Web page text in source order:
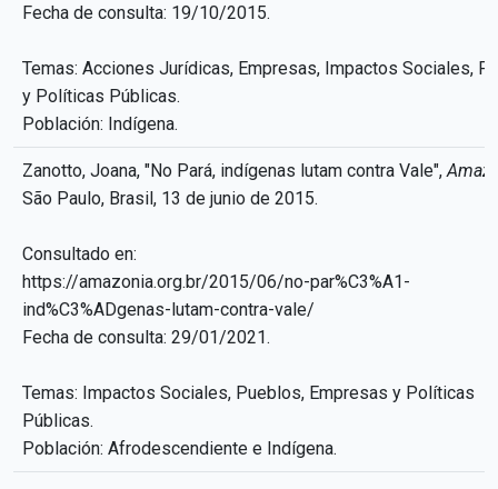
Fecha de consulta: 19/10/2015.
Temas: Acciones Jurídicas, Empresas, Impactos Sociales,
y Políticas Públicas.
Población: Indígena.
Zanotto, Joana, "No Pará, indígenas lutam contra Vale",
São Paulo, Brasil, 13 de junio de 2015.
Consultado en:
https://amazonia.org.br/2015/06/no-par%C3%A1-
ind%C3%ADgenas-lutam-contra-vale/
Fecha de consulta: 29/01/2021.
Temas: Impactos Sociales, Pueblos, Empresas y Políticas
Públicas.
Población: Afrodescendiente e Indígena.